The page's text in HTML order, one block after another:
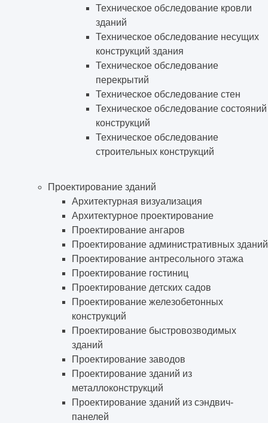
Техническое обследование кровли
зданий
Техническое обследование несущих
конструкций здания
Техническое обследование
перекрытий
Техническое обследование стен
Техническое обследование состояний
конструкций
Техническое обследование
строительных конструкций
Проектирование зданий
Архитектурная визуализация
Архитектурное проектирование
Проектирование ангаров
Проектирование административных зданий
Проектирование антресольного этажа
Проектирование гостиниц
Проектирование детских садов
Проектирование железобетонных
конструкций
Проектирование быстровозводимых
зданий
Проектирование заводов
Проектирование зданий из
металлоконструкций
Проектирование зданий из сэндвич-
панелей